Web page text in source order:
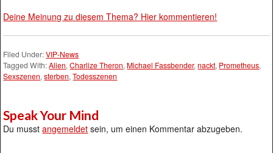
Deine Meinung zu diesem Thema? Hier kommentieren!
Filed Under:VIP-News
Tagged With:Alien,Charlize Theron, Michael Fassbender,nackt, Prometheus,
Sexszenen,sterben,Todesszenen
Speak Your Mind
Du musstangemeldet sein, um einen Kommentar abzugeben.